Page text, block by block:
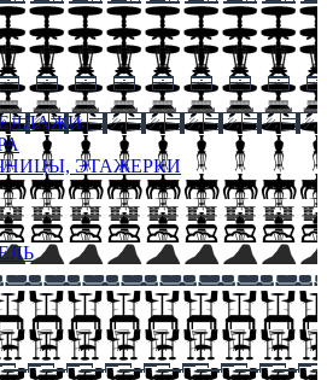
ЭТАЖЕРКИ